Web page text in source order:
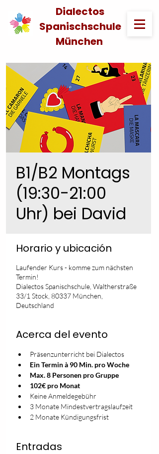
Dialectos
Spanischschule
München
B1/B2 Montags
(19:30-21:00
Uhr) bei David
Horario y ubicación
Laufender Kurs - komme zum nächsten
Termin!
Dialectos Spanischschule, Waltherstraße
33/1 Stock, 80337 München,
Deutschland
Acerca del evento
Präsenzunterricht bei Dialectos
Ein Termin à 90 Min. pro Woche
Max. 8 Personen pro Gruppe
102€ pro Monat
Keine Anmeldegebühr
3 Monate Mindestvertragslaufzeit
2 Monate Kündigungsfrist
Entradas